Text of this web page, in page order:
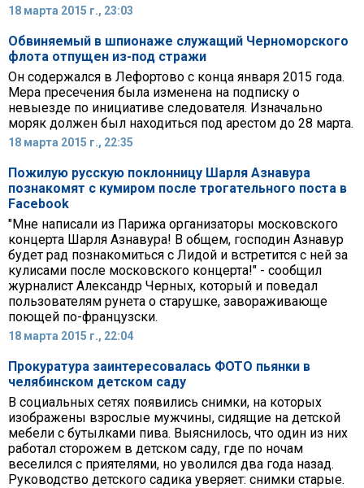
18 марта 2015 г., 23:03
Обвиняемый в шпионаже служащий Черноморского
флота отпущен из-под стражи
Он содержался в Лефортово с конца января 2015 года.
Мера пресечения была изменена на подписку о
невыезде по инициативе следователя. Изначально
моряк должен был находиться под арестом до 28 марта.
18 марта 2015 г., 22:35
Пожилую русскую поклонницу Шарля Азнавура
познакомят с кумиром после трогательного поста в
Facebook
"Мне написали из Парижа организаторы московского
концерта Шарля Азнавура! В общем, господин Азнавур
будет рад познакомиться с Лидой и встретится с ней за
кулисами после московского концерта!" - сообщил
журналист Александр Черных, который и поведал
пользователям рунета о старушке, завораживающе
поющей по-французски.
18 марта 2015 г., 22:04
Прокуратура заинтересовалась ФОТО пьянки в
челябинском детском саду
В социальных сетях появились снимки, на которых
изображены взрослые мужчины, сидящие на детской
мебели с бутылками пива. Выяснилось, что один из них
работал сторожем в детском саду, где по ночам
веселился с приятелями, но уволился два года назад.
Руководство детского садика уверяет: снимки старые.